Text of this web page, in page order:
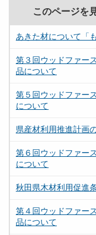
このページを
あきた材について「
第３回ウッドファー
品について
第５回ウッドファー
について
県産材利用推進計画
第６回ウッドファー
について
秋田県木材利用促進
第４回ウッドファー
品について